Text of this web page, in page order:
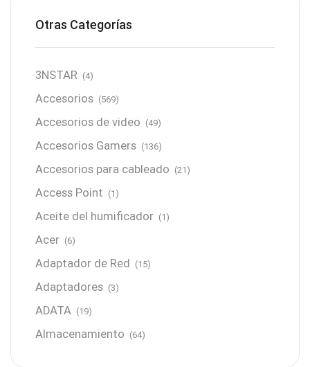
Otras Categorías
3NSTAR (4)
Accesorios (569)
Accesorios de video (49)
Accesorios Gamers (136)
Accesorios para cableado (21)
Access Point (1)
Aceite del humificador (1)
Acer (6)
Adaptador de Red (15)
Adaptadores (3)
ADATA (19)
Almacenamiento (64)